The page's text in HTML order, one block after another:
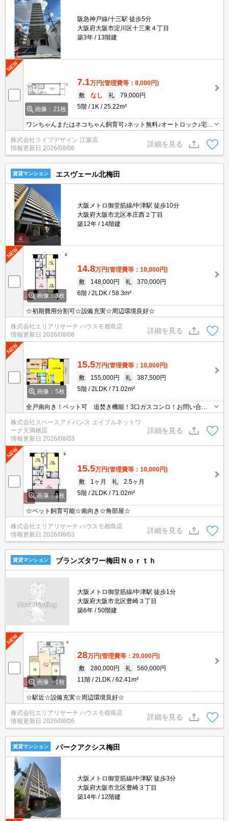
阪急神戸線/十三駅 徒歩5分
大阪府大阪市淀川区十三東４丁目
築3年
13階建
画像：21枚
7.1万円(管理費等：8,000円)
敷
なし 礼
79,000円
5階
1K 25.22m²
ワンちゃんまたはネコちゃん飼育可♪ネット無料♪オートロック♪宅配
株式会社ライブデザイン 江坂店
情報更新日 2026/08/06
詳細を見る
賃貸マンション エスヴェール北梅田
大阪メトロ御堂筋線/中津駅 徒歩10分
大阪府大阪市北区本庄西２丁目
築12年
14階建
画像：3枚
14.8万円(管理費等：10,000円)
敷
148,000円 礼
370,000円
6階
2LDK 58.3m²
☆初期費用分割可☆設備充実☆周辺環境良好☆
株式会社エリアリサーチ ハウスモ都島店
情報更新日 2026/08/06
詳細を見る
画像：5枚
15.5万円(管理費等：10,000円)
敷
155,000円 礼
387,500円
5階
2LDK 71.02m²
全戸南向き！ペット可 追焚き機能！3口ガスコンロ！お問い合わ
株式会社スペースアドバンス エイブルネットワ
ーク天満橋店
情報更新日 2026/08/03
詳細を見る
画像：1枚
15.5万円(管理費等：10,000円)
敷
1ヶ月 礼
2.5ヶ月
5階
2LDK 71.02m²
☆ペット飼育可能☆南向き☆角部屋☆
株式会社エリアリサーチ ハウスモ都島店
情報更新日 2026/08/03
詳細を見る
賃貸マンション ブランズタワー梅田Ｎｏｒｔｈ
大阪メトロ御堂筋線/中津駅 徒歩1分
大阪府大阪市北区豊崎３丁目
築6年
50階建
画像：1枚
28万円(管理費等：20,000円)
敷
280,000円 礼
560,000円
11階
2LDK 62.41m²
☆駅近☆設備充実☆周辺環境良好☆
株式会社エリアリサーチ ハウスモ都島店
情報更新日 2026/08/06
詳細を見る
賃貸マンション パークアクシス梅田
大阪メトロ御堂筋線/中津駅 徒歩3分
大阪府大阪市北区豊崎３丁目
築14年
12階建